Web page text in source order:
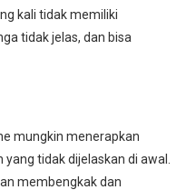
kali tidak memiliki
tidak jelas, dan bisa
mungkin menerapkan
tidak dijelaskan di awal.
membengkak dan